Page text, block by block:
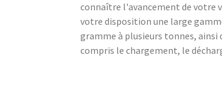
connaître l'avancement de votre
votre disposition une large
gramme à plusieurs tonnes,
compris le chargement, le